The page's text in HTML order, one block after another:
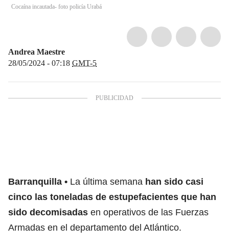
Cocaína incautada- foto policía Urabá
Andrea Maestre
28/05/2024 - 07:18 GMT-5
Barranquilla La última semana han sido casi
cinco las toneladas de estupefacientes que han
sido decomisadas en operativos de las Fuerzas
Armadas en el departamento del Atlántico.